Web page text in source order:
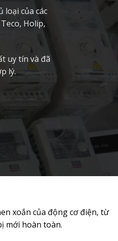
loại của các
Holip,
uy tín và đã
lý.
xoắn của động cơ điện, từ
mới hoàn toàn.